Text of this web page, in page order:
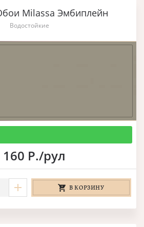
Milassa Эмбиплейн
Водостойкие
160 Р./рул
В КОРЗИНУ